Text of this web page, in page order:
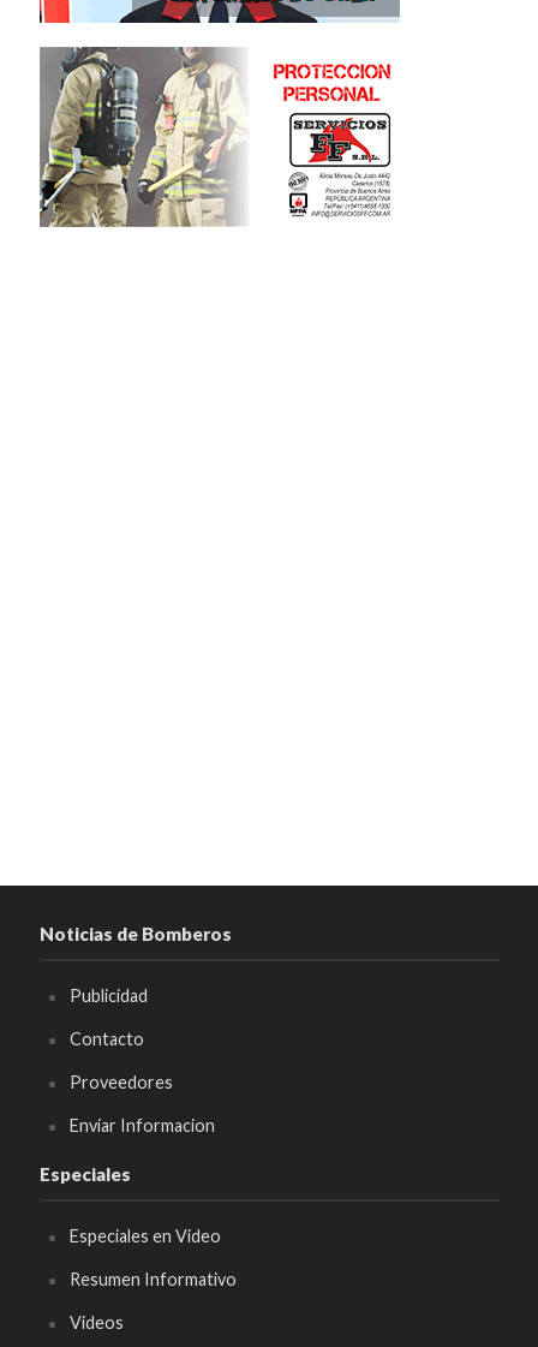
Noticias de Bomberos
Publicidad
Contacto
Proveedores
Enviar Informacion
Especiales
Especiales en Video
Resumen Informativo
Videos